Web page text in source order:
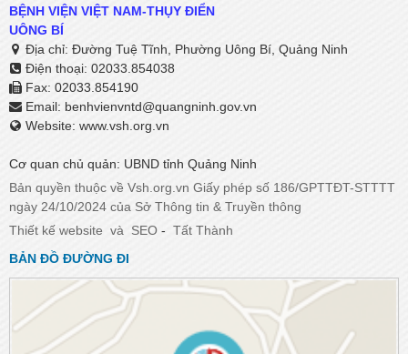
BỆNH VIỆN VIỆT NAM-THỤY ĐIỂN
UÔNG BÍ
Địa chỉ: Đường Tuệ Tĩnh, Phường Uông Bí, Quảng Ninh
Điện thoại: 02033.854038
Fax: 02033.854190
Email: benhvienvntd@quangninh.gov.vn​​​​​​​
Website: www.vsh.org.vn
Cơ quan chủ quản: UBND tỉnh Quảng Ninh
Bản quyền thuộc về Vsh.org.vn Giấy phép số 186/GPTTĐT-STTTT
ngày 24/10/2024 của Sở Thông tin & Truyền thông
Thiết kế website và SEO - Tất Thành
BẢN ĐỒ ĐƯỜNG ĐI